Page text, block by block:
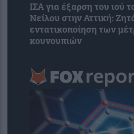
ΙΣΑ για έξαρση του ιού
Νείλου στην Αττική:
εντατικοποίηση των
κουνουπιών